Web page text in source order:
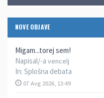
NOVE OBJAVE
Migam...torej sem!
Napisal/-a vencelj
In: Splošna debata
07 Avg 2026, 13:49